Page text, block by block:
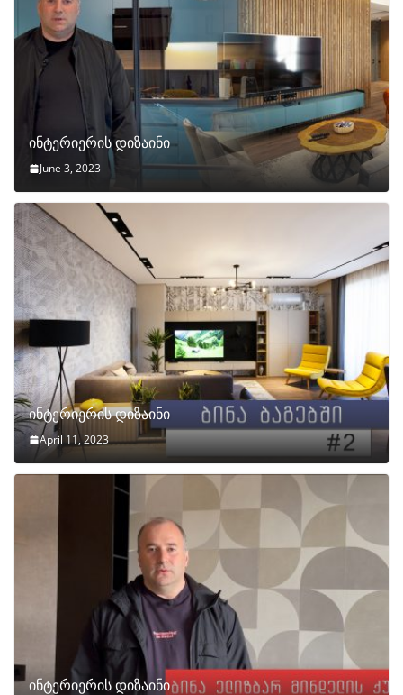
ინტერიერის დიზაინი
June 3, 2023
ინტერიერის დიზაინი
April 11, 2023
ინტერიერის დიზაინი